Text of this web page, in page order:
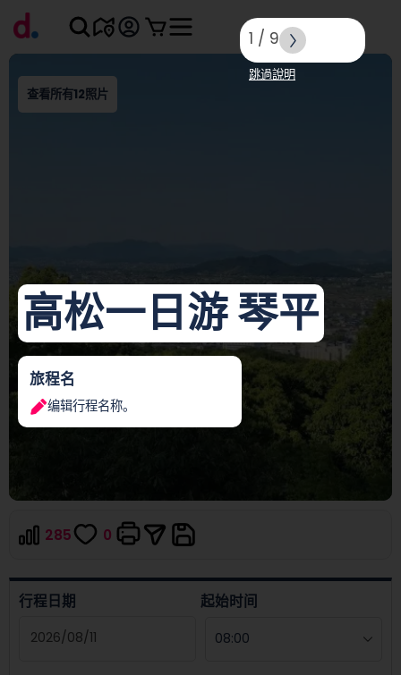
查看所有12照片
高松一日游 琴平
旅程名
编辑行程名称。
285 0
行程日期 起始时间
1 / 9
跳過說明